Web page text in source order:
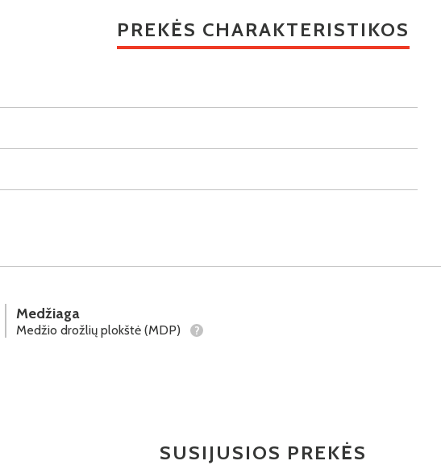
PREKĖS CHARAKTERISTIKOS
Medžiaga
Medžio drožlių plokštė (MDP) ?
SUSIJUSIOS PREKĖS